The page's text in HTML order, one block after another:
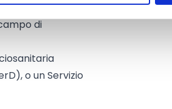
Lombardia, che
di
o un Servizio